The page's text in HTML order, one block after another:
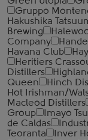
Gruppo
Hakushika
Brewing
Company
Havana Club
Heritiers
Distillers
Queen
Hinch
Hot Irishman/
Macleod Distillers
Group
Imayo
de Caldas
Teoranta
Inver